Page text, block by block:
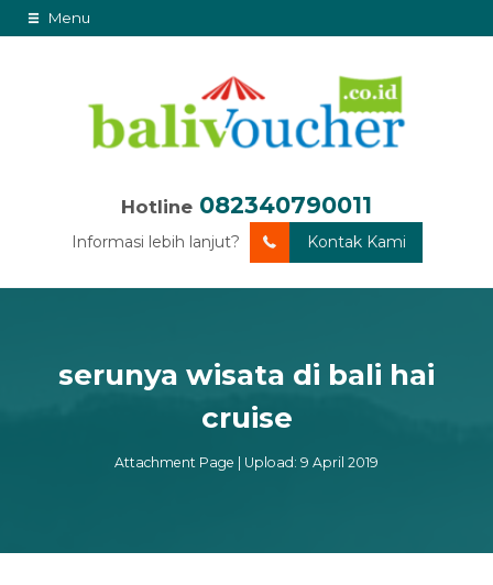
Menu
Hotline 082340790011
Informasi lebih lanjut? Kontak Kami
serunya wisata di bali hai
cruise
Attachment Page | Upload: 9 April 2019